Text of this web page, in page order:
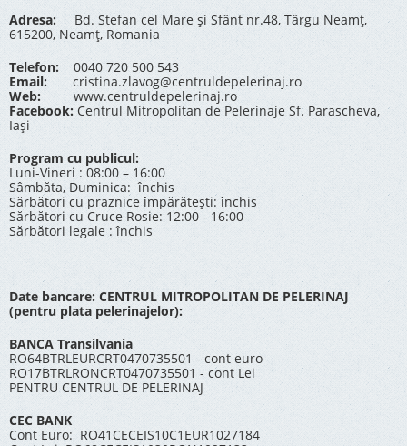
Adresa: Bd. Stefan cel Mare și Sfânt nr.48, Târgu Neamț,
615200, Neamț, Romania
Telefon: 0040 720 500 543
Email:
cristina.zlavog@centruldepelerinaj.ro
Web:
www.centruldepelerinaj.ro
Facebook: Centrul Mitropolitan de Pelerinaje Sf. Parascheva,
Iași
Program cu publicul:
Luni-Vineri : 08:00 – 16:00
Sâmbăta, Duminica: închis
Sărbători cu praznice împărătești: închis
Sărbători cu Cruce Rosie: 12:00 - 16:00
Sărbători legale : închis
Date bancare: CENTRUL MITROPOLITAN DE PELERINAJ
(pentru plata pelerinajelor):
BANCA Transilvania
RO64BTRLEURCRT0470735501 - cont euro
RO17BTRLRONCRT0470735501 - cont Lei
PENTRU CENTRUL DE PELERINAJ
CEC BANK
Cont Euro: RO41CECEIS10C1EUR1027184